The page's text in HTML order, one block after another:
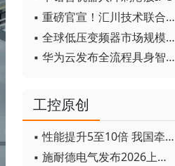
▪ 重磅官宣！汇川技术联合发起 D12 联盟，开创产教融合新范式
▪ 全球低压变频器市场规模2030年将超170亿美元
▪ 华为云发布全流程具身智能开发平台CloudRobo
工控原创
▪ 性能提升5至10倍 我国牵头制定的WiTSnet工业以太网国际标准正式发布
▪ 施耐德电气发布2026上半年可持续发展成绩单 "Impact 2030"路线图开局稳健